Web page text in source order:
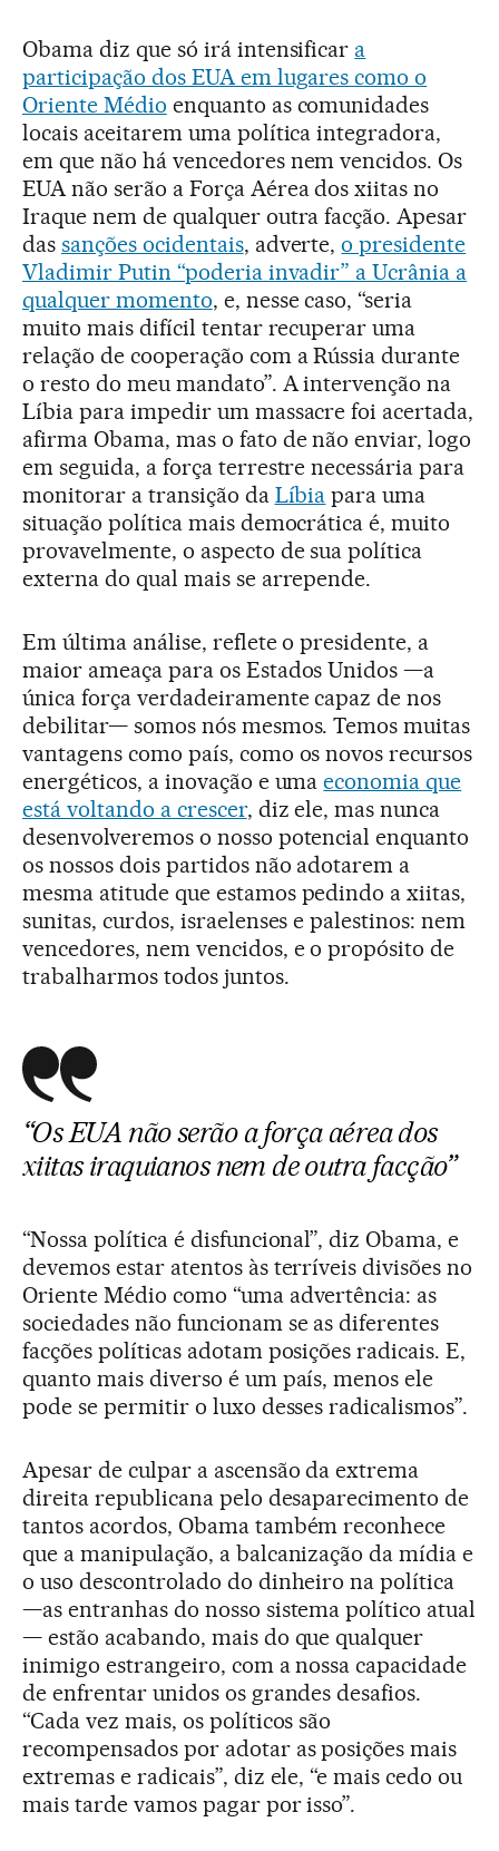
Obama diz que só irá intensificar a
participação dos EUA em lugares como o
Oriente Médio enquanto as comunidades
locais aceitarem uma política integradora,
em que não há vencedores nem vencidos. Os
EUA não serão a Força Aérea dos xiitas no
Iraque nem de qualquer outra facção. Apesar
das sanções ocidentais, adverte,o presidente
Vladimir Putin “poderia invadir” a Ucrânia a
qualquer momento, e, nesse caso, “seria
muito mais difícil tentar recuperar uma
relação de cooperação com a Rússia durante
o resto do meu mandato”. A intervenção na
Líbia para impedir um massacre foi acertada,
afirma Obama, mas o fato de não enviar, logo
em seguida, a força terrestre necessária para
monitorar a transição da Líbia para uma
situação política mais democrática é, muito
provavelmente, o aspecto de sua política
externa do qual mais se arrepende.
Em última análise, reflete o presidente, a
maior ameaça para os Estados Unidos —a
única força verdadeiramente capaz de nos
debilitar— somos nós mesmos. Temos muitas
vantagens como país, como os novos recursos
energéticos, a inovação e umaeconomia que
está voltando a crescer, diz ele, mas nunca
desenvolveremos o nosso potencial enquanto
os nossos dois partidos não adotarem a
mesma atitude que estamos pedindo a xiitas,
sunitas, curdos, israelenses e palestinos: nem
vencedores, nem vencidos, e o propósito de
trabalharmos todos juntos.
“Os EUA não serão a força aérea dos
xiitas iraquianos nem de outra facção”
“Nossa política é disfuncional”, diz Obama, e
devemos estar atentos às terríveis divisões no
Oriente Médio como “uma advertência: as
sociedades não funcionam se as diferentes
facções políticas adotam posições radicais. E,
quanto mais diverso é um país, menos ele
pode se permitir o luxo desses radicalismos”.
Apesar de culpar a ascensão da extrema
direita republicana pelo desaparecimento de
tantos acordos, Obama também reconhece
que a manipulação, a balcanização da mídia e
o uso descontrolado do dinheiro na política
—as entranhas do nosso sistema político atual
— estão acabando, mais do que qualquer
inimigo estrangeiro, com a nossa capacidade
de enfrentar unidos os grandes desafios.
“Cada vez mais, os políticos são
recompensados por adotar as posições mais
extremas e radicais”, diz ele, “e mais cedo ou
mais tarde vamos pagar por isso”.